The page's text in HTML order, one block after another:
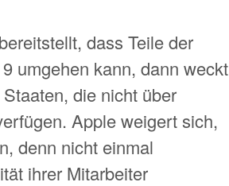
dass Teile der
umgehen kann, dann weckt
die nicht über
Apple weigert sich,
denn nicht einmal
ihrer Mitarbeiter